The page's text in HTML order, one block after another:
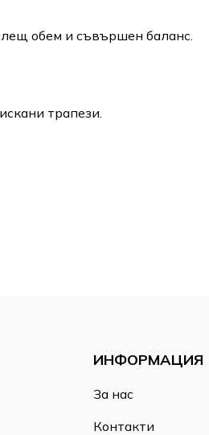
обем и съвършен баланс.
трапези.
ИНФОРМАЦИЯ
За нас
Контакти